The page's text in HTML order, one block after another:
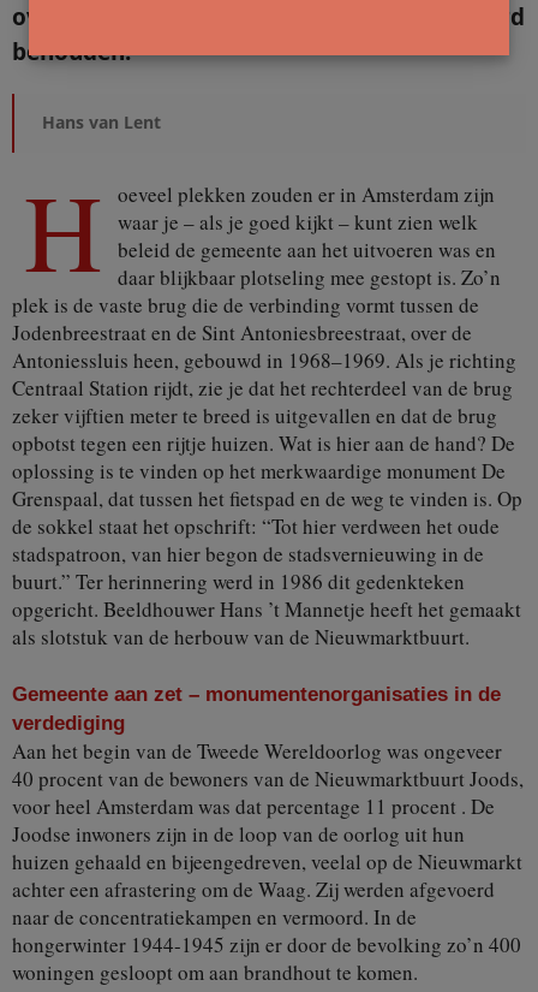
over een rumoerige tijd waarin het huis werd
behouden.
Hans van Lent
H
oeveel plekken zouden er in Amsterdam zijn
waar je – als je goed kijkt – kunt zien welk
beleid de gemeente aan het uitvoeren was en
daar blijkbaar plotseling mee gestopt is. Zo’n
plek is de vaste brug die de verbinding vormt tussen de
Jodenbreestraat en de Sint Antoniesbreestraat, over de
Antoniessluis heen, gebouwd in 1968–1969. Als je richting
Centraal Station rijdt, zie je dat het rechterdeel van de brug
zeker vijftien meter te breed is uitgevallen en dat de brug
opbotst tegen een rijtje huizen. Wat is hier aan de hand? De
oplossing is te vinden op het merkwaardige monument De
Grenspaal, dat tussen het fietspad en de weg te vinden is. Op
de sokkel staat het opschrift: “Tot hier verdween het oude
stadspatroon, van hier begon de stadsvernieuwing in de
buurt.” Ter herinnering werd in 1986 dit gedenkteken
opgericht. Beeldhouwer Hans ’t Mannetje heeft het gemaakt
als slotstuk van de herbouw van de Nieuwmarktbuurt.
Gemeente aan zet – monumentenorganisaties in de
verdediging
Aan het begin van de Tweede Wereldoorlog was ongeveer
40 procent van de bewoners van de Nieuwmarktbuurt Joods,
voor heel Amsterdam was dat percentage 11 procent . De
Joodse inwoners zijn in de loop van de oorlog uit hun
huizen gehaald en bijeengedreven, veelal op de Nieuwmarkt
achter een afrastering om de Waag. Zij werden afgevoerd
naar de concentratiekampen en vermoord. In de
hongerwinter 1944-1945 zijn er door de bevolking zo’n 400
woningen gesloopt om aan brandhout te komen.